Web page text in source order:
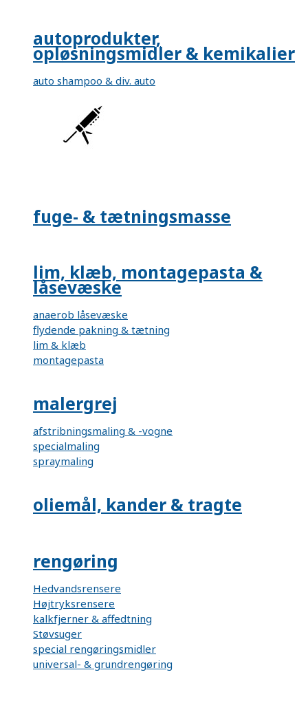
autoprodukter,
opløsningsmidler & kemikalier
auto shampoo & div. auto
fuge- & tætningsmasse
lim, klæb, montagepasta &
låsevæske
anaerob låsevæske
flydende pakning & tætning
lim & klæb
montagepasta
malergrej
afstribningsmaling & -vogne
specialmaling
spraymaling
oliemål, kander & tragte
rengøring
Hedvandsrensere
Højtryksrensere
kalkfjerner & affedtning
Støvsuger
special rengøringsmidler
universal- & grundrengøring